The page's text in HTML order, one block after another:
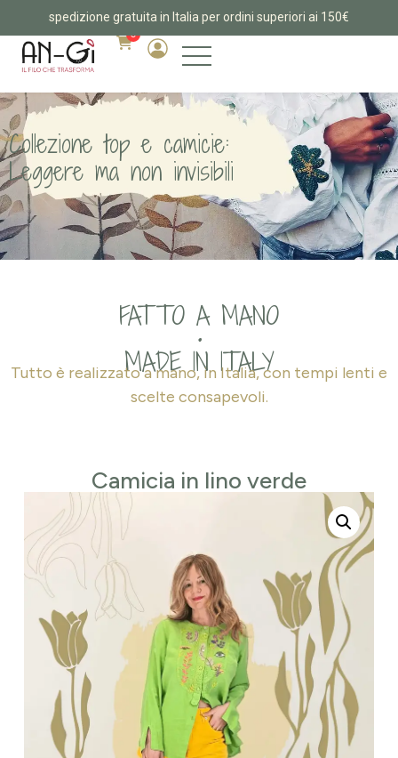
spedizione gratuita in Italia per ordini superiori ai 150€
0
Collezione top e camicie:
Leggere ma non invisibili
FATTO A MANO
•
MADE IN ITALY
Tutto è realizzato a mano, in Italia, con tempi lenti e
scelte consapevoli.
Camicia in lino verde